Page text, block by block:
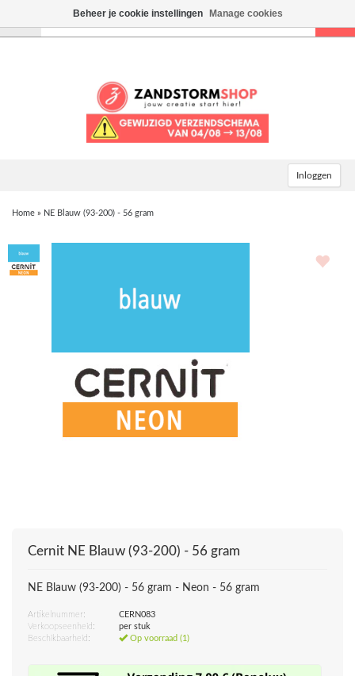
Inloggen
Home » NE Blauw (93-200) - 56 gram
Cernit NE Blauw (93-200) - 56 gram
NE Blauw (93-200) - 56 gram - Neon - 56 gram
Artikelnummer:
CERN083
Verkoopseenheid:
per stuk
Beschikbaarheid:
Op voorraad (1)
Beheer je cookie instellingen Manage cookies